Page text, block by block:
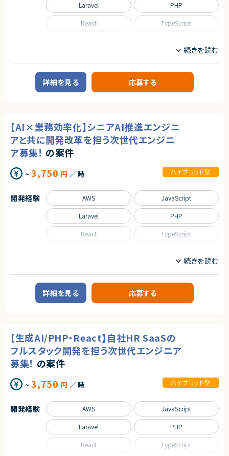
業務内容
HR系クラウドサービスを展開する企業です。
■業務内容
・PHP/Laravelを用いた既存システムの改修・機能開発
・API開発および既存機能のリファクタリング
・GitHub CopilotやChatGPT等の生成AIを活用した実装・ドキュメント作
成
・AIを活用したテストコード作成および品質改善
・プロダクトチームと連携した仕様確認・要件整理
・モダンな開発手法や技術を取り入れたシステム改善
・設計、実装、テスト、運用改善
AIツールを活用しながら新しい技術・開発手法を学ぶ意欲のある方
チームでコミュニケーションを取りながら開発を進められる方
GitHub Copilot、ChatGPT等を活用した開発経験
テストコードの実装経験
React、TypeScriptなどモダンフロントエンド技術への興味・経験
Laravel PHP
React TypeScript
業務委託(準委任契約)
株式会社LASSIC
エージェントから
◎AIツールをフル活用した最先端の開発環境で経験を積めます！
◎レガシー刷新プロジェクトにコアメンバーとして参画できます！
詳細を見る 応募する
【AI×業務効率化】シニアAI推進エンジニ
アと共に開発改革を担う次世代エンジニ
ア募集！ の案件
~3,750 円 ／時 ハイブリッド型
業務内容
HR領域のクラウドサービスを提供する企業です。
■業務内容
テックリード、シニアAI推進エンジニアの方針のもと、生成AIを活用したプロ
ダクト開発業務
React/TypeScript、PHP/Laravelを用いた機能開発・改修
GitHub Copilot、Cursor、ChatGPT、Claude等を活用した実装・テスト・ド
キュメント作成
AI活用に関する検証およびナレッジ蓄積
プロダクトチームと連携した仕様確認・要件整理
・設計、実装、テスト、運用改善
開発経験 AWS JavaScript
Laravel PHP
React TypeScript
詳細を見る 応募する
【生成AI/PHP・React】自社HR SaaSの
フルスタック開発を担う次世代エンジニア
募集！ の案件
~3,750 円 ／時 ハイブリッド型
開発経験 AWS JavaScript
Laravel PHP
React TypeScript